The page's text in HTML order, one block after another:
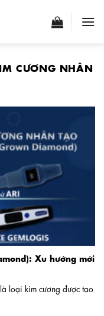
CƯƠNG NHÂN
Xu hướng mới
loại kim cương được tạo